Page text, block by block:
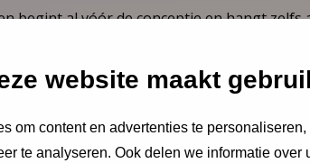
website maakt
om content en advertenties te
te analyseren. Ook delen we informatie
begint al vóór de conceptie en hangt zelfs